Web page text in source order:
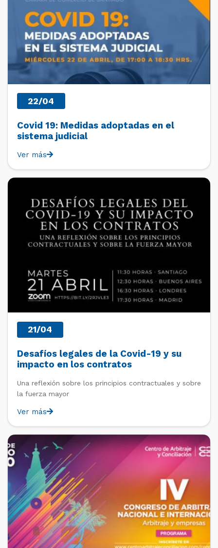
22/04
Covid 19: Medidas adoptadas en el
sistema judicial
Ver más
21/04
Desafíos legales de la Covid-19 y su
impacto en los contratos
Una reflexión sobre los principios contractuales y sobre
la fuerza mayor
Ver más
PAST EVENTS